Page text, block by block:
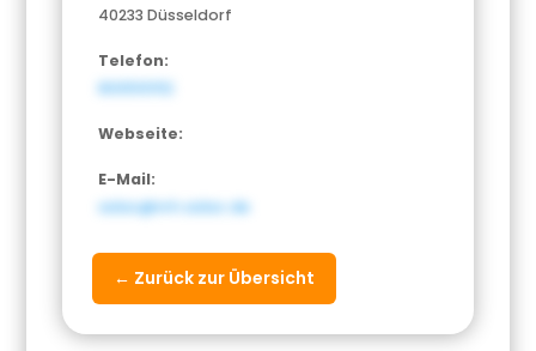
40233 Düsseldorf
Telefon:
8005101112
Webseite:
E-Mail:
adac@nrh.adac.de
← Zurück zur Übersicht